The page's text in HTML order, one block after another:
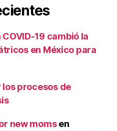
COVID-19 cambió la
en México para
procesos de
new momsen